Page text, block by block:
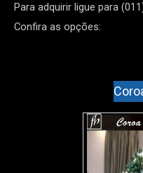
Para adquirir ligue para
Confira as opções: